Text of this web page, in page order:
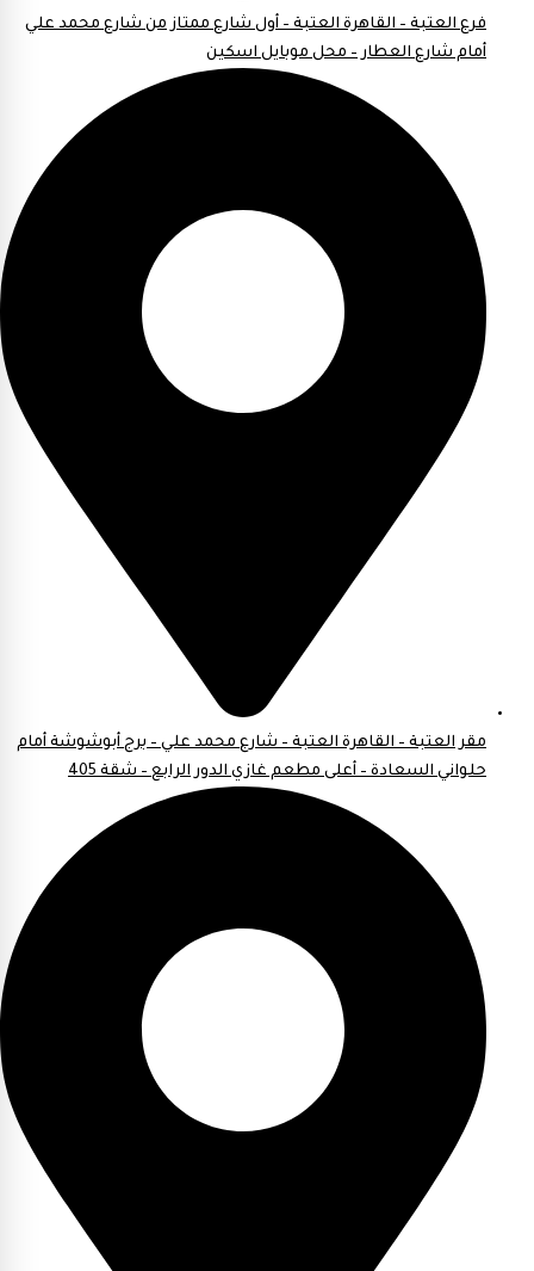
فرع العتبة – القاهرة العتبة – أول شارع ممتاز من شارع محمد علي
أمام شارع العطار – محل موبايل اسكين
مقر العتبة – القاهرة العتبة – شارع محمد علي – برج أبوشوشة أمام
حلواني السعادة – أعلى مطعم غازي الدور الرابع – شقة 405